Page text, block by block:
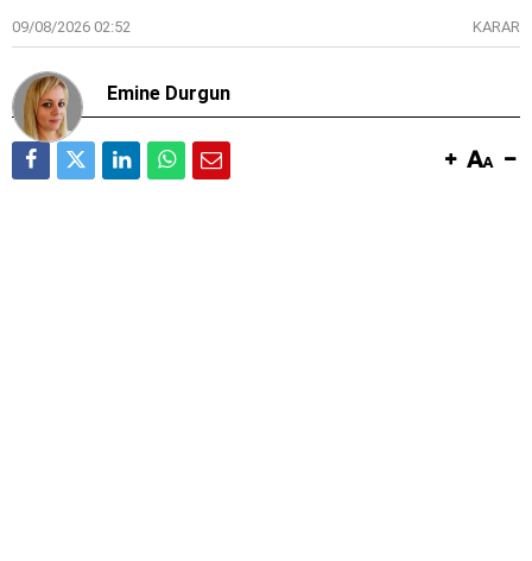
09/08/2026 02:52 KARAR
Emine Durgun